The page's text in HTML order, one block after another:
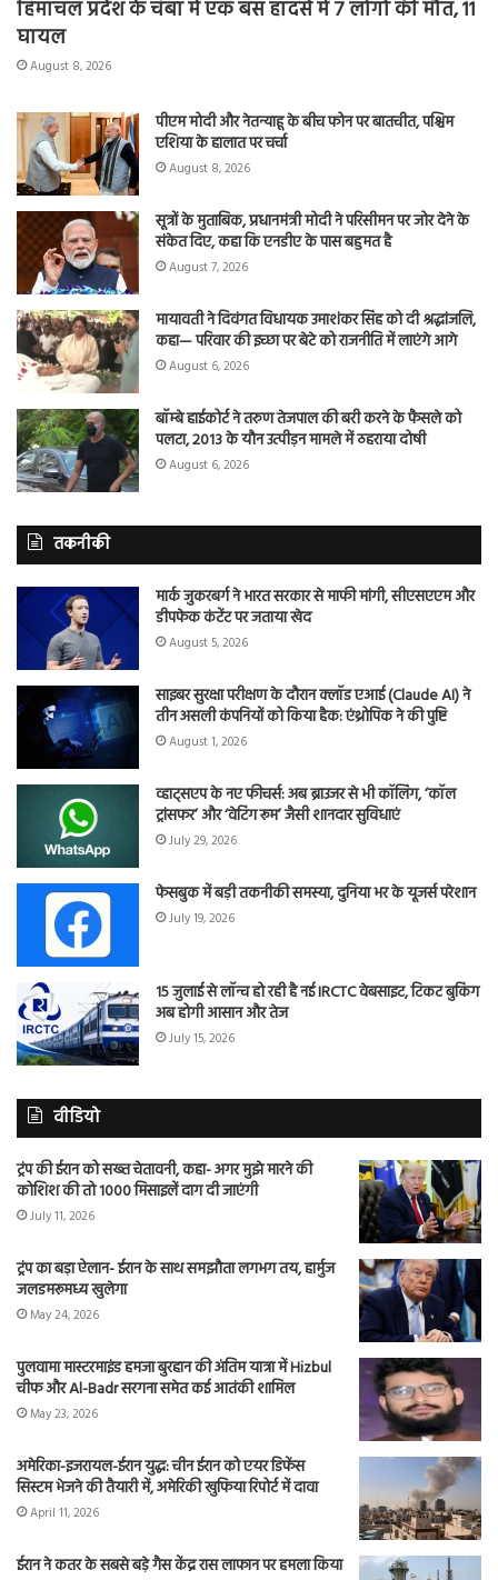
हिमाचल प्रदेश के चंबा में एक बस हादसे में 7 लोगों की मौत, 11
घायल
August 8, 2026
पीएम मोदी और नेतन्याहू के बीच फोन पर बातचीत, पश्चिम
एशिया के हालात पर चर्चा
August 8, 2026
सूत्रों के मुताबिक, प्रधानमंत्री मोदी ने परिसीमन पर जोर देने के
संकेत दिए, कहा कि एनडीए के पास बहुमत है
August 7, 2026
मायावती ने दिवंगत विधायक उमाशंकर सिंह को दी श्रद्धांजलि,
कहा— परिवार की इच्छा पर बेटे को राजनीति में लाएंगे आगे
August 6, 2026
बॉम्बे हाईकोर्ट ने तरुण तेजपाल की बरी करने के फैसले को
पलटा, 2013 के यौन उत्पीड़न मामले में ठहराया दोषी
August 6, 2026
तकनीकी
मार्क जुकरबर्ग ने भारत सरकार से माफी मांगी, सीएसएएम और
डीपफेक कंटेंट पर जताया खेद
August 5, 2026
साइबर सुरक्षा परीक्षण के दौरान क्लॉड एआई (Claude AI) ने
तीन असली कंपनियों को किया हैक: एंथ्रोपिक ने की पुष्टि
August 1, 2026
व्हाट्सएप के नए फीचर्स: अब ब्राउजर से भी कॉलिंग, ‘कॉल
ट्रांसफर’ और ‘वेटिंग रूम’ जैसी शानदार सुविधाएं
July 29, 2026
फेसबुक में बड़ी तकनीकी समस्या, दुनिया भर के यूजर्स परेशान
July 19, 2026
15 जुलाई से लॉन्च हो रही है नई IRCTC वेबसाइट, टिकट बुकिंग
अब होगी आसान और तेज
July 15, 2026
वीडियो
ट्रंप की ईरान को सख्त चेतावनी, कहा- अगर मुझे मारने की
कोशिश की तो 1000 मिसाइलें दाग दी जाएंगी
July 11, 2026
ट्रंप का बड़ा ऐलान- ईरान के साथ समझौता लगभग तय, हार्मुज
जलडमरूमध्य खुलेगा
May 24, 2026
पुलवामा मास्टरमाइंड हमजा बुरहान की अंतिम यात्रा में Hizbul
चीफ और Al-Badr सरगना समेत कई आतंकी शामिल
May 23, 2026
अमेरिका-इजरायल-ईरान युद्ध: चीन ईरान को एयर डिफेंस
सिस्टम भेजने की तैयारी में, अमेरिकी खुफिया रिपोर्ट में दावा
April 11, 2026
ईरान ने कतर के सबसे बड़े गैस केंद्र रास लाफान पर हमला किया